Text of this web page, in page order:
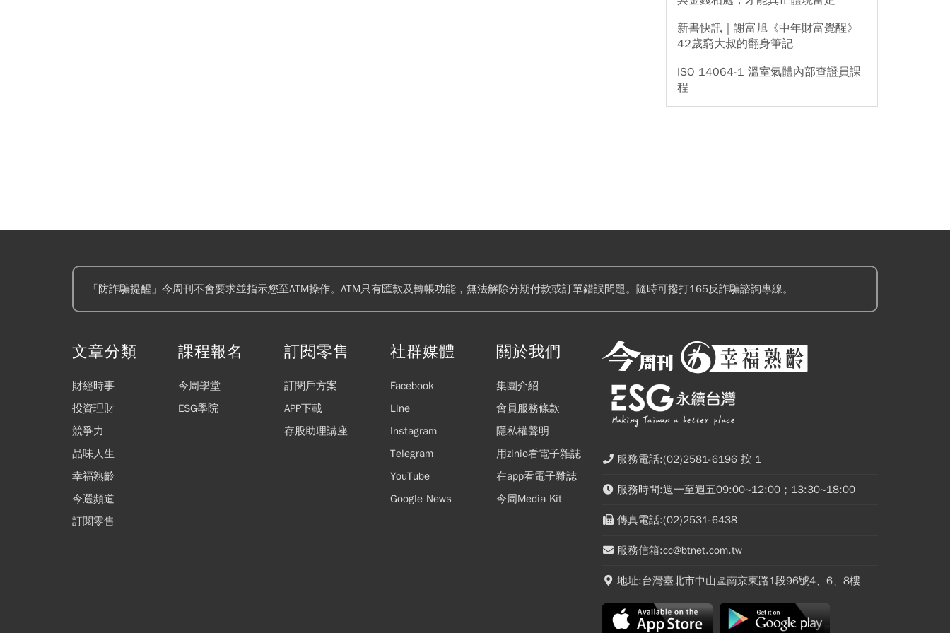
新書快訊｜謝富旭《中年財富覺醒》
42歲窮大叔的翻身筆記
ISO 14064-1 溫室氣體內部查證員課
程
「防詐騙提醒」今周刊不會要求並指示您至ATM操作。ATM只有匯款及轉帳功能，無法解除分期付款或訂單錯誤問題。隨時可撥打165反詐騙諮詢專線。
文章分類
財經時事
投資理財
競爭力
品味人生
幸福熟齡
今選頻道
訂閱零售
課程報名
今周學堂
ESG學院
訂閱零售
訂閱戶方案
APP下載
存股助理講座
社群媒體
Facebook
Line
Instagram
Telegram
YouTube
Google News
關於我們
集團介紹
會員服務條款
隱私權聲明
用zinio看電子雜誌
在app看電子雜誌
今周Media Kit
服務電話:(02)2581-6196 按 1
服務時間:週一至週五09:00~12:00；13:30~18:00
傳真電話:(02)2531-6438
服務信箱:cc@btnet.com.tw
地址:台灣臺北市中山區南京東路1段96號4、6、8樓